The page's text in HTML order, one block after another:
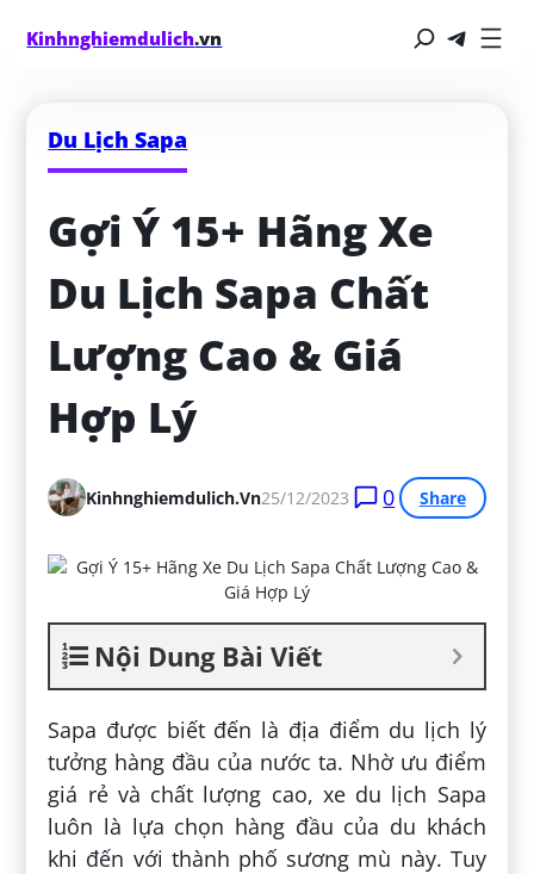
Kinhnghiemdulich.vn
Du Lịch Sapa
Gợi Ý 15+ Hãng Xe
Du Lịch Sapa Chất
Lượng Cao & Giá
Hợp Lý
Kinhnghiemdulich.vn25/12/2023 0 Share
Nội Dung Bài Viết
Sapa được biết đến là địa điểm du lịch lý
tưởng hàng đầu của nước ta. Nhờ ưu điểm
giá rẻ và chất lượng cao, xe du lịch Sapa
luôn là lựa chọn hàng đầu của du khách
khi đến với thành phố sương mù này. Tuy